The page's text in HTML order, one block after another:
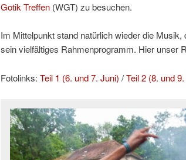
Gotik Treffen (WGT) zu besuchen.
Im Mittelpunkt stand natürlich wieder die
sein vielfältiges Rahmenprogramm. Hier unser
Fotolinks: Teil 1 (6. und 7. Juni) /Teil 2 (8. und